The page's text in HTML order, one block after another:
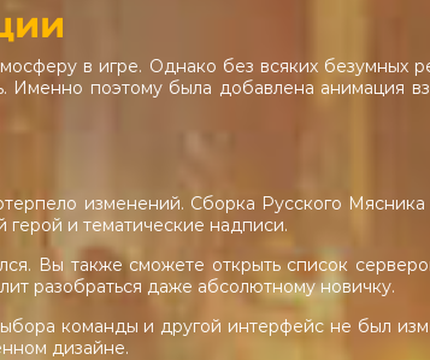
в игре. Однако без всяких
Именно поэтому была добавлена анимация
изменений. Сборка Русского Мясника
герой и тематические надписи.
Вы также сможете открыть список
разобраться даже абсолютному новичку.
команды и другой интерфейс не был
дизайне.